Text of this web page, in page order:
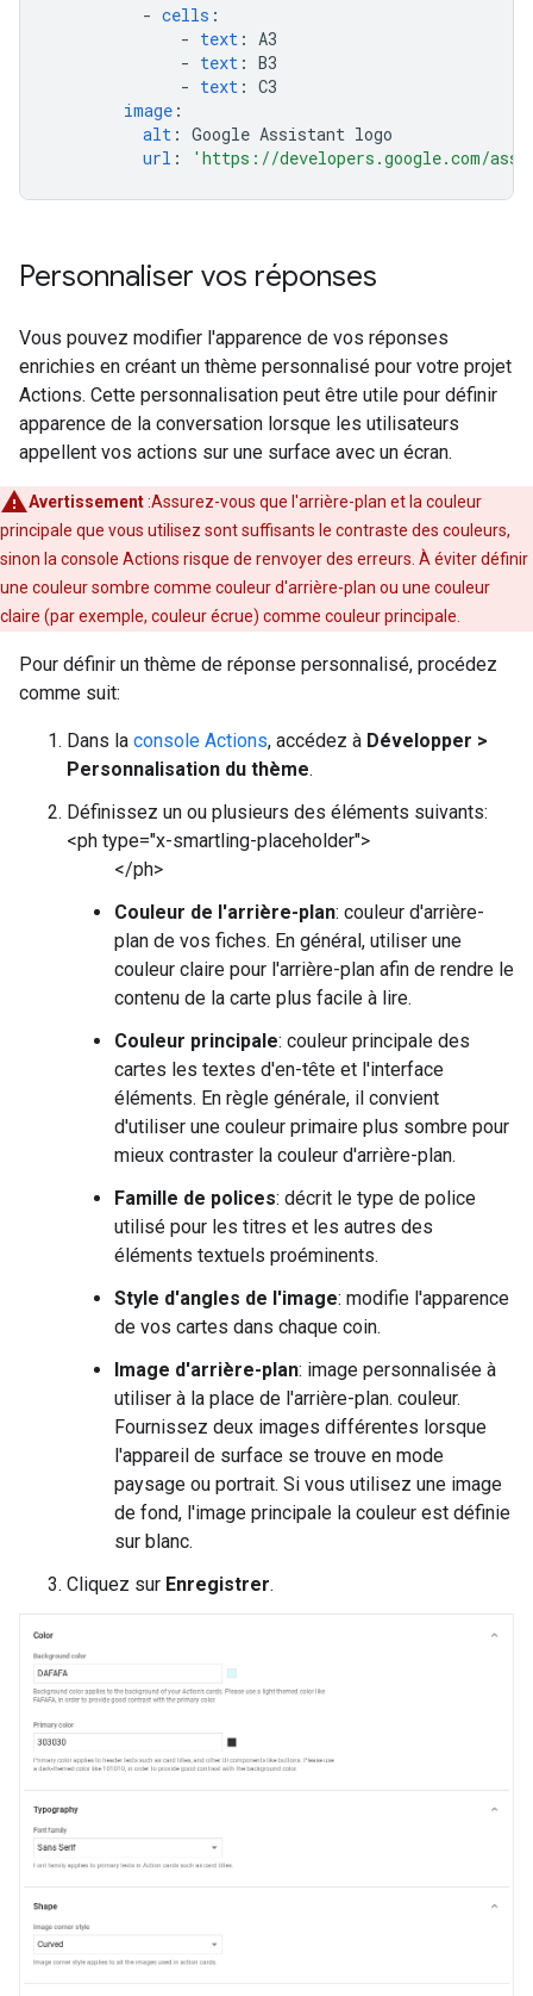
- cells :
- text :
A3
- text : B3
- text : C3
image :
alt : Google Assistant logo
url : 'https://developers.google.com/
Personnaliser vos réponses
Vous pouvez modifier l'apparence de vos réponses
enrichies en créant un thème personnalisé pour votre projet
Actions. Cette personnalisation peut être utile pour définir
apparence de la conversation lorsque les utilisateurs
appellent vos actions sur une surface avec un écran.
Avertissement:Assurez-vous que l'arrière-plan et la couleur
principale que vous utilisez sont suffisants le contraste des couleurs,
sinon la console Actions risque de renvoyer des erreurs. À éviter définir
une couleur sombre comme couleur d'arrière-plan ou une couleur
claire (par exemple, couleur écrue) comme couleur principale.
Pour définir un thème de réponse personnalisé, procédez
comme suit:
Dans la console Actions, accédez à Développer >
Personnalisation du thème.
Définissez un ou plusieurs des éléments suivants:
<ph type="x-smartling-placeholder">
</ph>
Couleur de l'arrière-plan: couleur d'arrière-
plan de vos fiches. En général, utiliser une
couleur claire pour l'arrière-plan afin de rendre le
contenu de la carte plus facile à lire.
Couleur principale: couleur principale des
cartes les textes d'en-tête et l'interface
éléments. En règle générale, il convient
d'utiliser une couleur primaire plus sombre pour
mieux contraster la couleur d'arrière-plan.
Famille de polices: décrit le type de police
utilisé pour les titres et les autres des
éléments textuels proéminents.
Style d'angles de l'image: modifie l'apparence
de vos cartes dans chaque coin.
Image d'arrière-plan: image personnalisée à
utiliser à la place de l'arrière-plan. couleur.
Fournissez deux images différentes lorsque
l'appareil de surface se trouve en mode
paysage ou portrait. Si vous utilisez une image
de fond, l'image principale la couleur est définie
sur blanc.
Cliquez sur Enregistrer.